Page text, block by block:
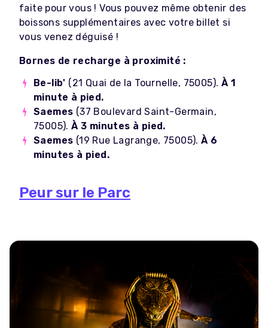
faite pour vous ! Vous pouvez même obtenir des
boissons supplémentaires avec votre billet si
vous venez déguisé !
Bornes de recharge à proximité :
Be-lib' (21 Quai de la Tournelle, 75005). À 1
minute à pied.
Saemes (37 Boulevard Saint-Germain,
75005).À 3 minutes à pied.
Saemes (19 Rue Lagrange, 75005).À 6
minutes à pied.
Peur sur le Parc